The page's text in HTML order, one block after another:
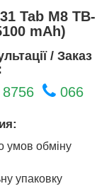
Tab M8 TB-
mAh)
/ Заказ
066
умов обміну
упаковку